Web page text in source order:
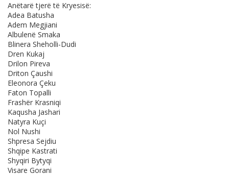
Anëtarë tjerë të Kryesisë:
Adea Batusha
Adem Megjiani
Albulenë Smaka
Blinera Sheholli-Dudi
Dren Kukaj
Drilon Pireva
Driton Çaushi
Eleonora Çeku
Faton Topalli
Frashër Krasniqi
Kaqusha Jashari
Natyra Kuçi
Nol Nushi
Shpresa Sejdiu
Shqipe Kastrati
Shyqiri Bytyqi
Visare Gorani